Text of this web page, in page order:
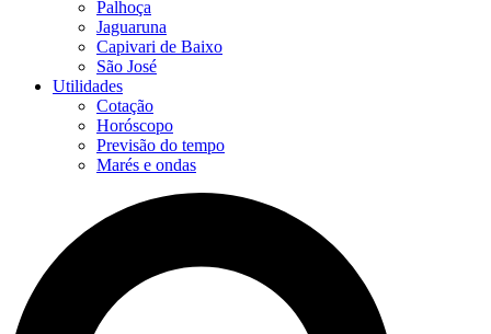
Palhoça
Jaguaruna
Capivari de Baixo
São José
Utilidades
Cotação
Horóscopo
Previsão do tempo
Marés e ondas